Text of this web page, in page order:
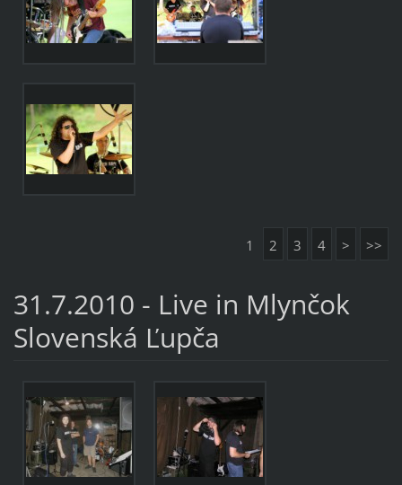
1 2 3 4 > >>
31.7.2010 - Live in Mlynčok
Slovenská Ľupča